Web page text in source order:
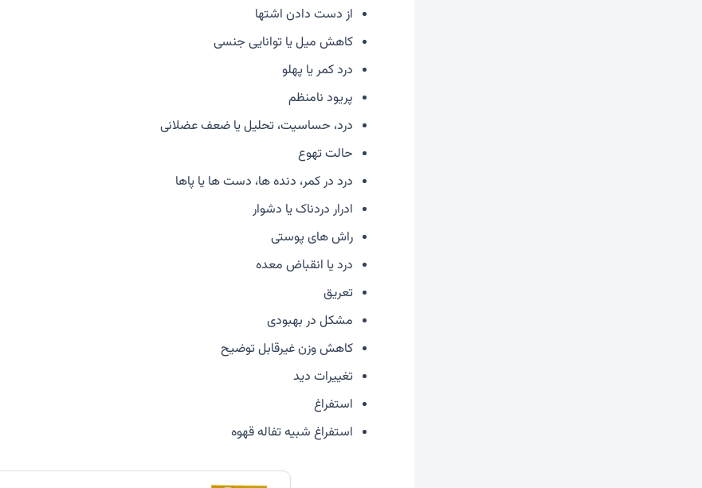
از دست دادن اشتها
کاهش میل یا توانایی جنسی
درد کمر یا پهلو
پریود نامنظم
درد، حساسیت، تحلیل یا ضعف عضلانی
حالت تهوع
درد در کمر، دنده ها، دست ها یا پاها
ادرار دردناک یا دشوار
راش های پوستی
درد یا انقباض معده
تعریق
مشکل در بهبودی
کاهش وزن غیرقابل توضیح
تغییرات دید
استفراغ
استفراغ شبیه تفاله قهوه